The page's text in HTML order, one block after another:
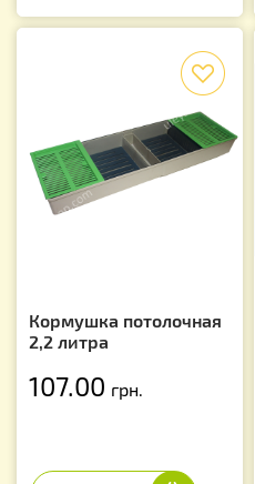
Кормушка потолочная
2,2 литра
107.00 грн.